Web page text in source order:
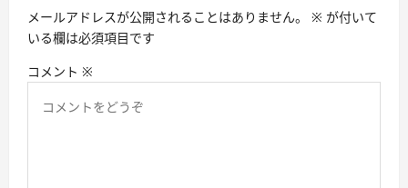
メールアドレスが公開されることはありません。 ※ が付いて
いる欄は必須項目です
コメント ※